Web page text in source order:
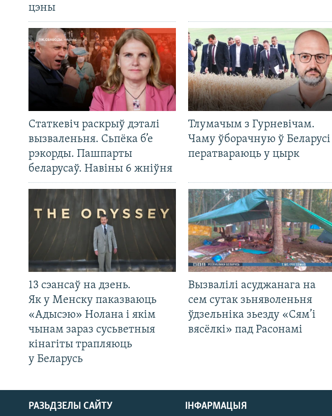
цэны
Статкевіч раскрыў дэталі
вызваленьня. Сьпёка б’е
рэкорды. Пашпарты
беларусаў. Навіны 6 жніўня
Тлумачым з Гурневічам.
Чаму ўборачную ў Беларусі
ператвараюць у цырк
13 сэансаў на дзень.
Як у Менску паказваюць
«Адысэю» Нолана і якім
чынам зараз сусьветныя
кінагіты трапляюць
у Беларусь
Вызвалілі асуджанага на
сем сутак зьняволеньня
ўдзельніка зьезду «Сям’і
вясёлкі» пад Расонамі
РАЗЬДЗЕЛЫ САЙТУ ІНФАРМАЦЫЯ